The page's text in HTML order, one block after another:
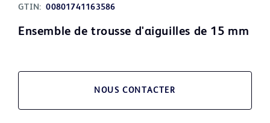
GTIN: 00801741163586
Ensemble de trousse d'aiguilles de 15 mm
NOUS CONTACTER